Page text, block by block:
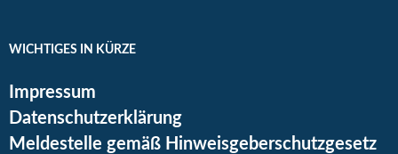
WICHTIGES IN KÜRZE
Impressum
Datenschutzerklärung
Meldestelle gemäß Hinweisgeberschutzgesetz